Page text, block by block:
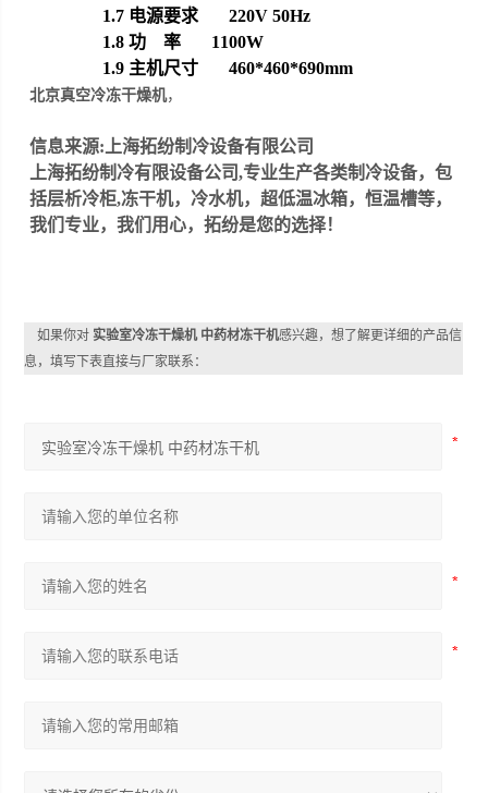
1.7 电源要求
220V 50Hz
1.8 功 率 1100W
1.9 主机尺寸 460*460*690mm
北京真空冷冻干燥机，
信息来源: 上海拓纷制冷设备有限公司
上海拓纷制冷有限设备公司,专业生产各类制冷设备，包
括层析冷柜,冻干机， 冷水机，超低温冰箱，恒温槽等，
我们专业，我们用心，拓纷是您的选择！
如果你对 实验室冷冻干燥机 中药材冻干机感兴趣，想了解更详细的产品信
息，填写下表直接与厂家联系：